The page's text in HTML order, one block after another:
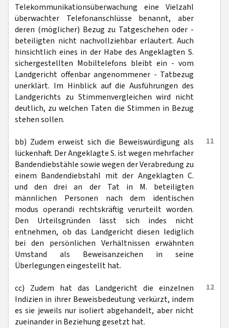
Telekommunikationsüberwachung eine Vielzahl
überwachter Telefonanschlüsse benannt, aber
deren (möglicher) Bezug zu Tatgeschehen oder -
beteiligten nicht nachvollziehbar erläutert. Auch
hinsichtlich eines in der Habe des Angeklagten S.
sichergestellten Mobiltelefons bleibt ein - vom
Landgericht offenbar angenommener - Tatbezug
unerklärt. Im Hinblick auf die Ausführungen des
Landgerichts zu Stimmenvergleichen wird nicht
deutlich, zu welchen Taten die Stimmen in Bezug
stehen sollen.
11
bb) Zudem erweist sich die Beweiswürdigung als
lückenhaft. Der Angeklagte S. ist wegen mehrfacher
Bandendiebstähle sowie wegen der Verabredung zu
einem Bandendiebstahl mit der Angeklagten C.
und den drei an der Tat in M. beteiligten
männlichen Personen nach dem identischen
modus operandi rechtskräftig verurteilt worden.
Den Urteilsgründen lässt sich indes nicht
entnehmen, ob das Landgericht diesen lediglich
bei den persönlichen Verhältnissen erwähnten
Umstand als Beweisanzeichen in seine
Überlegungen eingestellt hat.
12
cc) Zudem hat das Landgericht die einzelnen
Indizien in ihrer Beweisbedeutung verkürzt, indem
es sie jeweils nur isoliert abgehandelt, aber nicht
zueinander in Beziehung gesetzt hat.